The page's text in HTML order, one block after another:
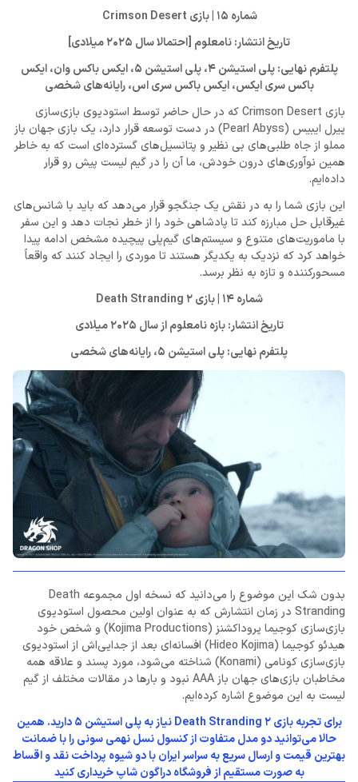
شماره 15 | بازی Crimson Desert
تاریخ انتشار: نامعلوم [احتمالا سال 2025 میلادی]
پلتفرم نهایی: پلی استیشن 4، پلی استیشن 5، ایکس باکس وان، ایکس
باکس سری ایکس، ایکس باکس سری اس، رایانه‌های شخصی
بازی Crimson Desert که در حال حاضر توسط استودیوی بازی‌سازی
پیرل ایبیس (Pearl Abyss) در دست توسعه قرار دارد، یک بازی جهان باز
مملو از جاه طلبی‌های بی نظیر و پتانسیل‌های گسترده‌ای است که به خاطر
همین نوآوری‌های درون خودش، ما آن را در گیم لیست پیش رو قرار
داده‌ایم.
این بازی شما را به در نقش یک جنگجو قرار می‌دهد که باید با شانس‌های
غیرقابل حل مبارزه کند تا پادشاهی خود را از خطر نجات دهد و این سفر
با ماموریت‌های متنوع و سیستم‌های گیم‌پلی پیچیده مشخص ادامه پیدا
خواهد کرد که نزدیک به یکدیگر هستند تا موردی را ایجاد کنند که واقعاً
مسحورکننده و تازه به نظر برسد.
شماره 14 | بازی Death Stranding 2
تاریخ انتشار: بازه نامعلوم از سال 2025 میلادی
پلتفرم نهایی: پلی استیشن 5، رایانه‌های شخصی
بدون شک این موضوع را می‌دانید که نسخه اول مجموعه Death
Stranding در زمان انتشارش که به عنوان اولین محصول استودیوی
بازی‌سازی کوجیما پروداکشنز (Kojima Productions) و شخص خود
هیدئو کوجیما (Hideo Kojima) افسانه‌ای بعد از جدایی‌اش از استودیوی
بازی‌سازی کونامی (Konami) شناخته می‌شود، مورد پسند و علاقه همه
مخاطبان بازی‌های جهان باز AAA نبود و بارها در مقالات مختلف از گیم
لیست به این موضوع اشاره کرده‌ایم.
برای تجربه بازی Death Stranding 2 نیاز به پلی استیشن 5 دارید. همین
حالا می‌توانید دو مدل متفاوت از کنسول نسل نهمی سونی را با ضمانت
بهترین قیمت و ارسال سریع به سراسر ایران با دو شیوه پرداخت نقد و اقساط
به صورت مستقیم از فروشگاه دراگون شاپ خریداری کنید